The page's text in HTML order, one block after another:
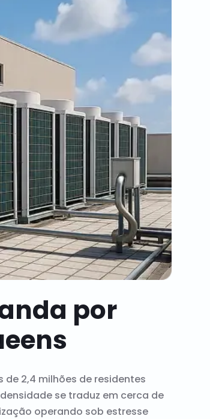
por
de 2,4 milhões de residentes
se traduz em cerca de
operando sob estresse